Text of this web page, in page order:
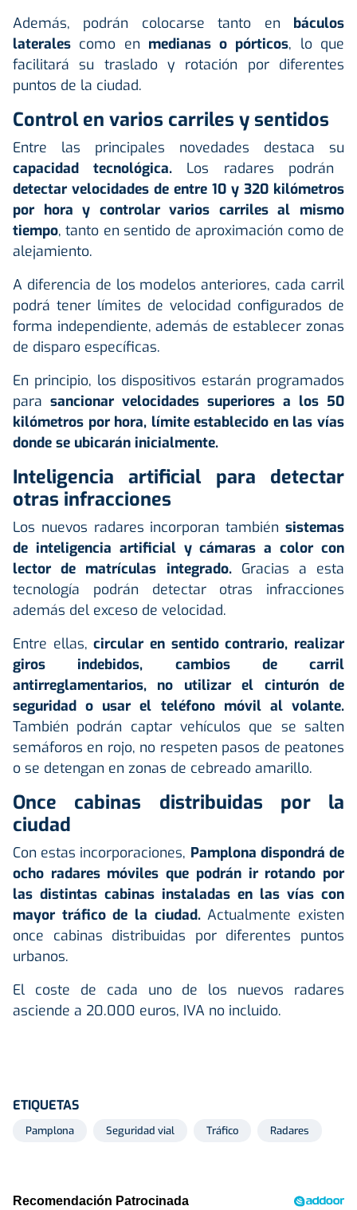
Además, podrán colocarse tanto en báculos
laterales como en medianas o pórticos, lo que
facilitará su traslado y rotación por diferentes
puntos de la ciudad.
Control en varios carriles y sentidos
Entre las principales novedades destaca su
capacidad tecnológica. Los radares podrán
detectar velocidades de entre 10 y 320 kilómetros
por hora y controlar varios carriles al mismo
tiempo, tanto en sentido de aproximación como de
alejamiento.
A diferencia de los modelos anteriores, cada carril
podrá tener límites de velocidad configurados de
forma independiente, además de establecer zonas
de disparo específicas.
En principio, los dispositivos estarán programados
para sancionar velocidades superiores a los 50
kilómetros por hora, límite establecido en las vías
donde se ubicarán inicialmente.
Inteligencia artificial para detectar
otras infracciones
Los nuevos radares incorporan también sistemas
de inteligencia artificial y cámaras a color con
lector de matrículas integrado. Gracias a esta
tecnología podrán detectar otras infracciones
además del exceso de velocidad.
Entre ellas,circular en sentido contrario, realizar
giros indebidos, cambios de carril
antirreglamentarios, no utilizar el cinturón de
seguridad o usar el teléfono móvil al volante.
También podrán captar vehículos que se salten
semáforos en rojo, no respeten pasos de peatones
o se detengan en zonas de cebreado amarillo.
Once cabinas distribuidas por la
ciudad
Con estas incorporaciones, Pamplona dispondrá de
ocho radares móviles que podrán ir rotando por
las distintas cabinas instaladas en las vías con
mayor tráfico de la ciudad.Actualmente existen
once cabinas distribuidas por diferentes puntos
urbanos.
El coste de cada uno de los nuevos radares
asciende a 20.000 euros, IVA no incluido.
ETIQUETAS
Pamplona Seguridad vial Tráfico Radares